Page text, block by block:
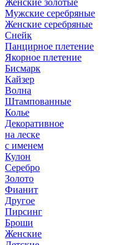
Женские золотые
Мужские серебряные
Женские серебряные
Снейк
Панцирное плетение
Якорное плетение
Бисмарк
Кайзер
Волна
Штампованные
Колье
Декоративное
на леске
с именем
Кулон
Серебро
Золото
Фианит
Другое
Пирсинг
Броши
Женские